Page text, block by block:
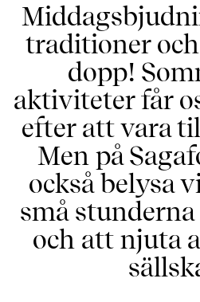
traditioner
dopp!
aktiviteter får
efter att vara
Men på
också belysa
små
och att njuta